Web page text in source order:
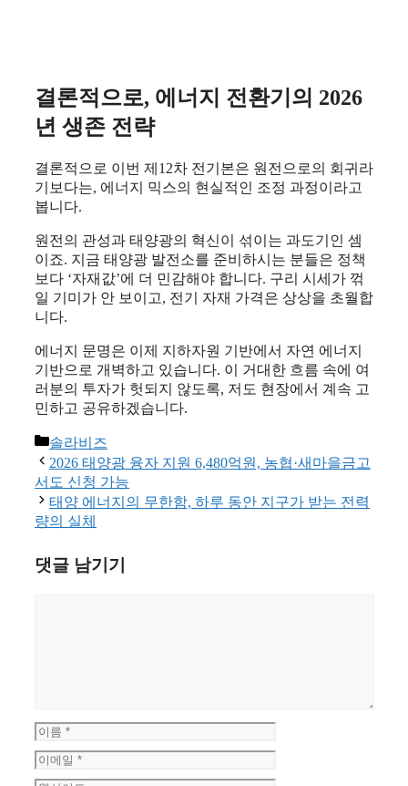
결론적으로, 에너지 전환기의 2026
년 생존 전략
결론적으로 이번 제12차 전기본은 원전으로의 회귀라
기보다는, 에너지 믹스의 현실적인 조정 과정이라고
봅니다.
원전의 관성과 태양광의 혁신이 섞이는 과도기인 셈
이죠. 지금 태양광 발전소를 준비하시는 분들은 정책
보다 ‘자재값’에 더 민감해야 합니다. 구리 시세가 꺾
일 기미가 안 보이고, 전기 자재 가격은 상상을 초월합
니다.
에너지 문명은 이제 지하자원 기반에서 자연 에너지
기반으로 개벽하고 있습니다. 이 거대한 흐름 속에 여
러분의 투자가 헛되지 않도록, 저도 현장에서 계속 고
민하고 공유하겠습니다.
카
테
고
리
솔라비즈
2026 태양광 융자 지원 6,480억원, 농협·새마을금고
서도 신청 가능
태양 에너지의 무한함, 하루 동안 지구가 받는 전력
량의 실체
댓글 남기기
이
름
이
메